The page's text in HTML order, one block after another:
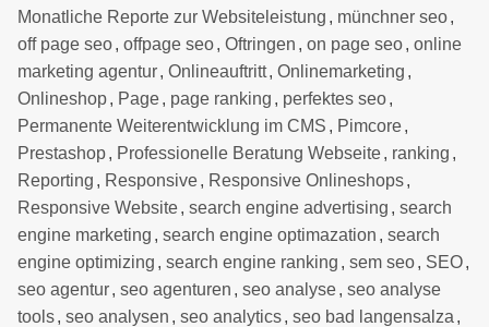
Monatliche Reporte zur Websiteleistung , münchner seo,
off page seo, offpage seo, Oftringen , on page seo, online
marketing agentur, Onlineauftritt, Onlinemarketing ,
Onlineshop, Page, page ranking , perfektes seo,
Permanente Weiterentwicklung im CMS , Pimcore,
Prestashop, Professionelle Beratung Webseite, ranking ,
Reporting , Responsive, Responsive Onlineshops,
Responsive Website, search engine advertising , search
engine marketing , search engine optimazation , search
engine optimizing , search engine ranking , sem seo, SEO,
seo agentur, seo agenturen , seo analyse, seo analyse
tools, seo analysen , seo analytics, seo bad langensalza ,